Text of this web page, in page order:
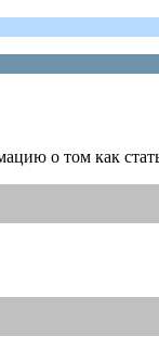
о том как